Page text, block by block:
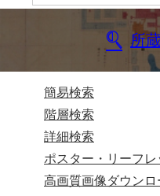
御触事録
総触書抜
御新宅日記
西殿日記
所
簡易検索
階層検索
詳細検索
ポスター・リーフレ
高画質画像ダウンロ